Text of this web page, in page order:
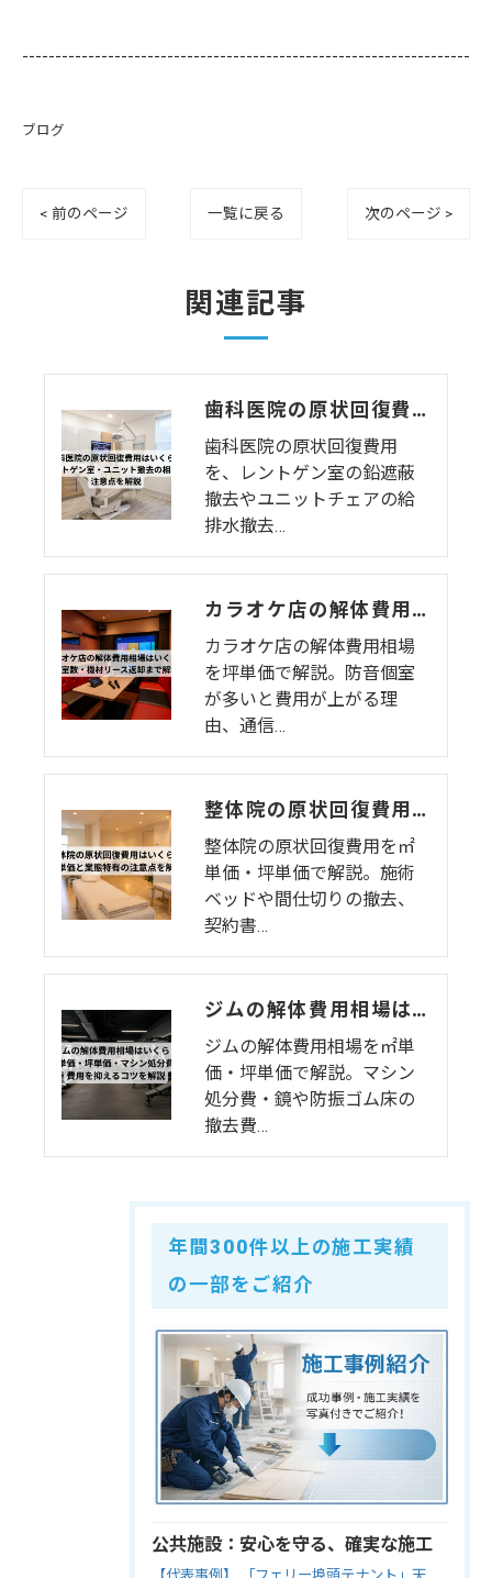
--------------------------------------------------------------------
ブログ
< 前のページ 一覧に戻る 次のページ >
関連記事
歯科医院の原状回復費用はいくら？レントゲン室・ユニット撤去の相場と注意点を解説
歯科医院の原状回復費用
を、レントゲン室の鉛遮蔽
撤去やユニットチェアの給
排水撤去…
カラオケ店の解体費用相場はいくら？個室数・機材リース返却まで解説
カラオケ店の解体費用相場
を坪単価で解説。防音個室
が多いと費用が上がる理
由、通信…
整体院の原状回復費用はいくら？坪単価・㎡単価と業態特有の注意点を解説
整体院の原状回復費用を㎡
単価・坪単価で解説。施術
ベッドや間仕切りの撤去、
契約書…
ジムの解体費用相場はいくら？㎡単価・坪単価・マシン処分費・費用を抑えるコツを解説
ジムの解体費用相場を㎡単
価・坪単価で解説。マシン
処分費・鏡や防振ゴム床の
撤去費…
年間300件以上の施工実績
の一部をご紹介
公共施設：安心を守る、確実な施工